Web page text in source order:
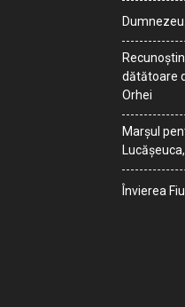
dătătoare
Orhei
Marșul
Învierea